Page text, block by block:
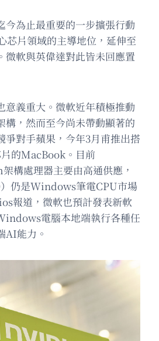
今為止最重要的一步擴張行動
片領域的主導地位，延伸至
微軟與英偉達對此皆未回應置
意義重大。微軟近年積極推動
構，然而至今尚未帶動顯著的
爭對手蘋果，今年3月甫推出搭
的MacBook。目前
構處理器主要由高通供應，
仍是Windows筆電CPU市場
報道，微軟也預計發表新軟
電腦本地端執行各種任
AI能力。